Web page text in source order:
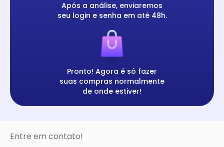
Após a análise, enviaremos
seu login e senha em até 48h.
Pronto! Agora é só fazer
suas compras normalmente
de onde estiver!
Entre em contato!